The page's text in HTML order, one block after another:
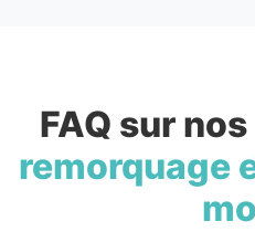
FAQ sur
remorquage